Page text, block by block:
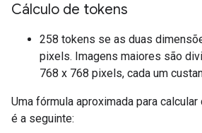
Cálculo de tokens
258 tokens se as duas
pixels. Imagens maiores são
768 x 768 pixels, cada um
Uma fórmula aproximada para
é a seguinte: